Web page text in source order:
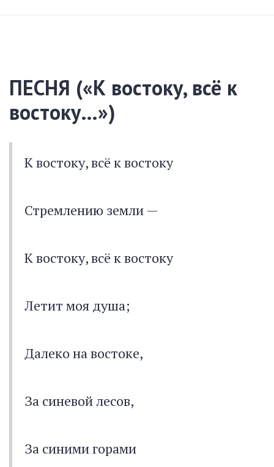
ПЕСНЯ («К востоку, всё к
востоку…»)
К востоку, всё к востоку
Стремлению земли —
К востоку, всё к востоку
Летит моя душа;
Далеко на востоке,
За синевой лесов,
За синими горами